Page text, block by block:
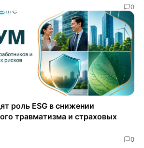
0
роль ESG в снижении
травматизма и страховых
0